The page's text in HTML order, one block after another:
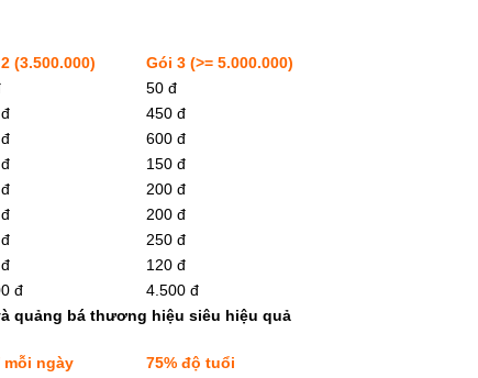
(3.500.000)
Gói 3 (>= 5.000.000)
50 đ
450 đ
600 đ
150 đ
200 đ
200 đ
250 đ
120 đ
đ
4.500 đ
quảng bá thương hiệu siêu hiệu quả
mỗi ngày 75% độ tuổi